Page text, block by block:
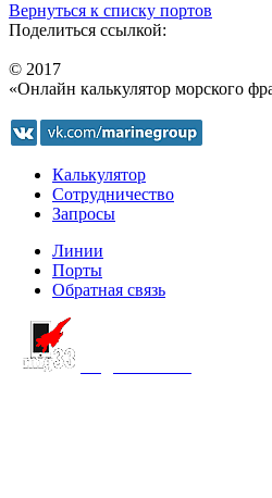
Вернуться к списку портов
Поделиться ссылкой:
© 2017
«Онлайн калькулятор морского
Калькулятор
Сотрудничество
Запросы
Линии
Порты
Обратная связь